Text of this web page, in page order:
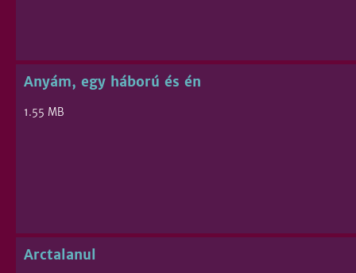
Anyám, egy háború és én
1.55 MB
Arctalanul